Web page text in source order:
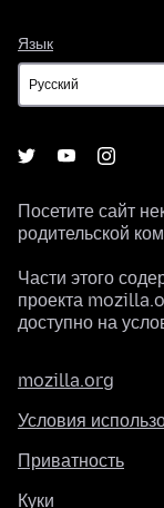
Язык
Посетите сайт
родительской
Части этого
проекта
доступно на
mozilla.org
Условия
Приватность
Куки